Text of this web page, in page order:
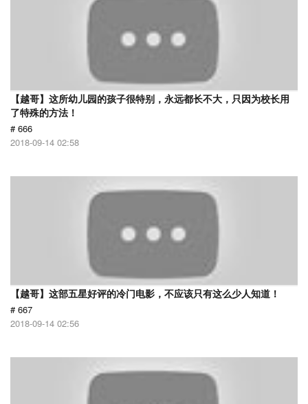
【越哥】这所幼儿园的孩子很特别，永远都长不大，只因为校长用
了特殊的方法！
# 666
2018-09-14 02:58
【越哥】这部五星好评的冷门电影，不应该只有这么少人知道！
# 667
2018-09-14 02:56